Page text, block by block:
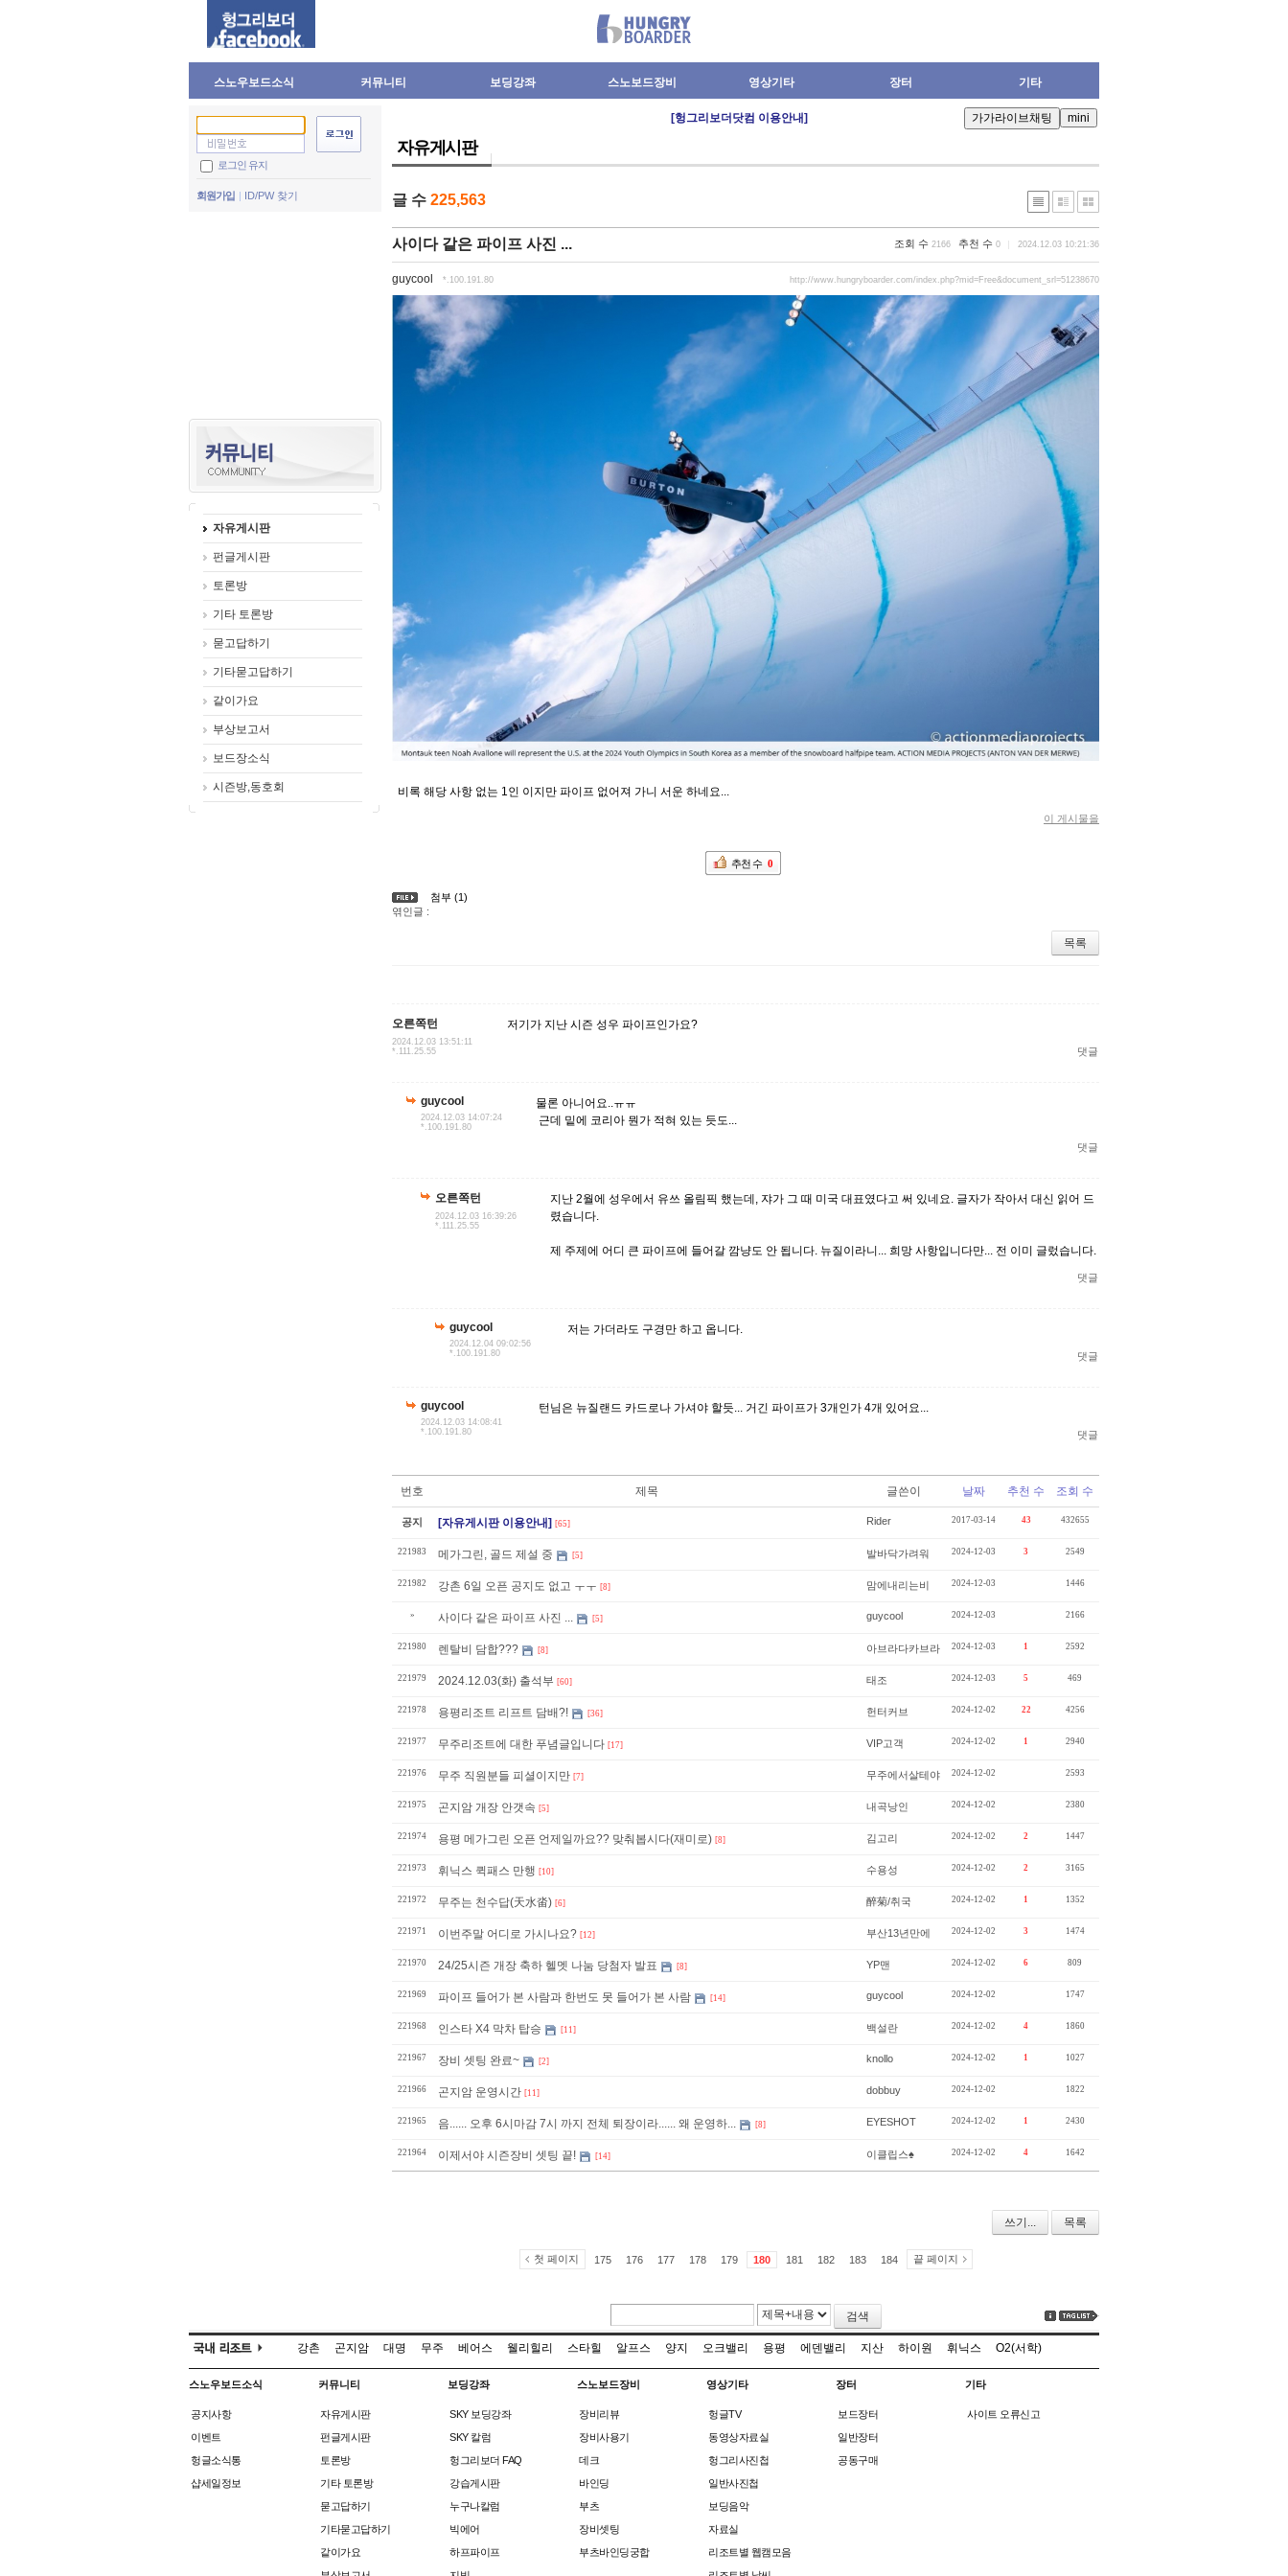
스노우보드소식 커뮤니티 보딩강좌 스노보드장비 영상기타 장터 기타
로그인 유지
회원가입 ID/PW 찾기
자유게시판
펀글게시판
토론방
기타 토론방
묻고답하기
기타묻고답하기
같이가요
부상보고서
보드장소식
시즌방,동호회
[헝그리보더닷컴 이용안내]
자유게시판
글 수 225,563
사이다 같은 파이프 사진 ... 조회 수 2166 추천 수 0 2024.12.03 10:21:36
guycool *.100.191.80 http://www.hungryboarder.com/index.php?mid=Free&document_srl=51238670
비록 해당 사항 없는 1인 이지만 파이프 없어져 가니 서운 하네요...
이 게시물을
추천 수 0
첨부 (1)
엮인글 :
목록
오른쪽턴
2024.12.03 13:51:11
*.111.25.55
저기가 지난 시즌 성우 파이프인가요?
댓글
guycool
2024.12.03 14:07:24
*.100.191.80
물론 아니어요..ㅠㅠ
근데 밑에 코리아 뭔가 적혀 있는 듯도...
댓글
오른쪽턴
2024.12.03 16:39:26
*.111.25.55
지난 2월에 성우에서 유쓰 올림픽 했는데, 쟈가 그 때 미국 대표였다고 써 있네요. 글자가 작아서 대신 읽어 드
렸습니다.
제 주제에 어디 큰 파이프에 들어갈 깜냥도 안 됩니다. 뉴질이라니... 희망 사항입니다만... 전 이미 글렀습니다.
댓글
guycool
2024.12.04 09:02:56
*.100.191.80
저는 가더라도 구경만 하고 옵니다.
댓글
guycool
2024.12.03 14:08:41
*.100.191.80
턴님은 뉴질랜드 카드로나 가셔야 할듯... 거긴 파이프가 3개인가 4개 있어요...
댓글
번호 제목 글쓴이 날짜 추천 수 조회 수
공지 [자유게시판 이용안내] [65] Rider 2017-03-14 43 432655
221983 메가그린, 골드 제설 중 [5] 발바닥가려워 2024-12-03 3 2549
221982 강촌 6일 오픈 공지도 없고 ㅜㅜ [8] 맘에내리는비 2024-12-03 1446
» 사이다 같은 파이프 사진 ... [5] guycool 2024-12-03 2166
221980 렌탈비 담합??? [8] 아브라다카브라 2024-12-03 1 2592
221979 2024.12.03(화) 출석부 [60] 태조 2024-12-03 5 469
221978 용평리조트 리프트 담배?! [36] 헌터커브 2024-12-02 22 4256
221977 무주리조트에 대한 푸념글입니다 [17] VIP고객 2024-12-02 1 2940
221976 무주 직원분들 피셜이지만 [7] 무주에서살테야 2024-12-02 2593
221975 곤지암 개장 안갯속 [5] 내곡낭인 2024-12-02 2380
221974 용평 메가그린 오픈 언제일까요?? 맞춰봅시다(재미로) [8] 김고리 2024-12-02 2 1447
221973 휘닉스 퀵패스 만행 [10] 수용성 2024-12-02 2 3165
221972 무주는 천수답(天水畓) [6] 醉菊/취국 2024-12-02 1 1352
221971 이번주말 어디로 가시나요? [12] 부산13년만에 2024-12-02 3 1474
221970 24/25시즌 개장 축하 헬멧 나눔 당첨자 발표 [8] YP맨 2024-12-02 6 809
221969 파이프 들어가 본 사람과 한번도 못 들어가 본 사람 [14] guycool 2024-12-02 1747
221968 인스타 X4 막차 탑승 [11] 백설란 2024-12-02 4 1860
221967 장비 셋팅 완료~ [2] knollo 2024-12-02 1 1027
221966 곤지암 운영시간 [11] dobbuy 2024-12-02 1822
221965 음...... 오후 6시마감 7시 까지 전체 퇴장이라...... 왜 운영하... [8] EYESHOT 2024-12-02 1 2430
221964 이제서야 시즌장비 셋팅 끝! [14] 이클립스♠ 2024-12-02 4 1642
쓰기... 목록
첫 페이지 175 176 177 178 179 180 181 182 183 184 끝 페이지
검색
강촌 곤지암 대명 무주 베어스 웰리힐리 스타힐 알프스 양지 오크밸리 용평 에덴밸리 지산 하이원 휘닉스 O2(서학)
스노우보드소식
공지사항
이벤트
헝글소식통
샵세일정보
커뮤니티
자유게시판
펀글게시판
토론방
기타 토론방
묻고답하기
기타묻고답하기
같이가요
보딩강좌
SKY 보딩강좌
SKY 칼럼
헝그리보더 FAQ
강습게시판
누구나칼럼
빅에어
하프파이프
스노보드장비
장비리뷰
장비사용기
데크
바인딩
부츠
장비셋팅
부츠바인딩궁합
영상기타
헝글TV
동영상자료실
헝그리사진첩
일반사진첩
보딩음악
자료실
리조트별 웹캠모음
장터
보드장터
일반장터
공동구매
기타
사이트 오류신고